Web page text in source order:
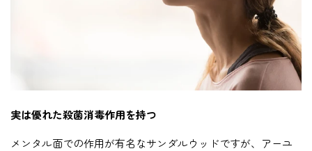
実は優れた殺菌消毒作用を持つ
メンタル面での作用が有名なサンダルウッドですが、アーユ